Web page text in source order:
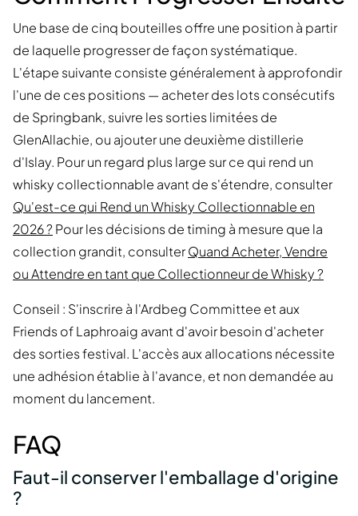
Une base de cinq bouteilles offre une position à partir
de laquelle progresser de façon systématique.
L'étape suivante consiste généralement à approfondir
l'une de ces positions — acheter des lots consécutifs
de Springbank, suivre les sorties limitées de
GlenAllachie, ou ajouter une deuxième distillerie
d'Islay. Pour un regard plus large sur ce qui rend un
whisky collectionnable avant de s'étendre, consulter
Qu'est-ce qui Rend un Whisky Collectionnable en
2026 ? Pour les décisions de timing à mesure que la
collection grandit, consulterQuand Acheter, Vendre
ou Attendre en tant que Collectionneur de Whisky ?
Conseil : S'inscrire à l'Ardbeg Committee et aux
Friends of Laphroaig avant d'avoir besoin d'acheter
des sorties festival. L'accès aux allocations nécessite
une adhésion établie à l'avance, et non demandée au
moment du lancement.
FAQ
Faut-il conserver l'emballage d'origine
?